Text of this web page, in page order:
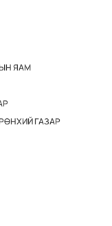
ЯАМ
ГАЗАР